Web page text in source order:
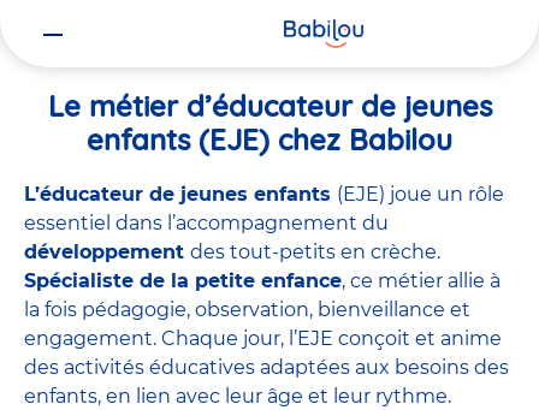
Le métier d’éducateur de jeunes
enfants (EJE) chez Babilou
L’éducateur de jeunes enfants (EJE) joue un rôle
essentiel dans l’accompagnement du
développement des tout-petits en crèche.
Spécialiste de la petite enfance, ce métier allie à
la fois pédagogie, observation, bienveillance et
engagement. Chaque jour, l’EJE conçoit et anime
des activités éducatives adaptées aux besoins des
enfants, en lien avec leur âge et leur rythme.